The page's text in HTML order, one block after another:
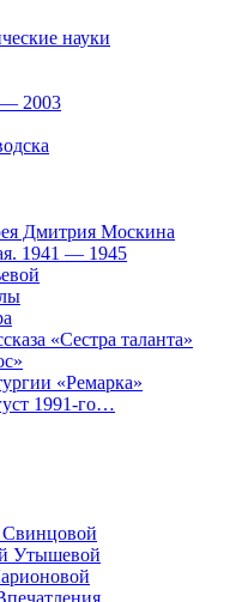
науки
2003
Дмитрия Москина
1941 — 1945
«Сестра таланта»
«Ремарка»
1991-го…
Утышевой